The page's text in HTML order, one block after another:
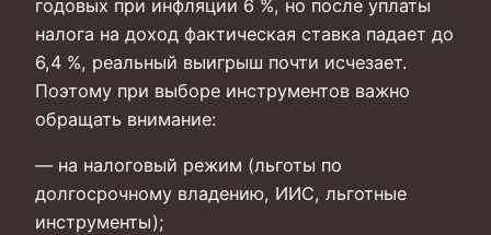
годовых при инфляции 6 %, но после уплаты
налога на доход фактическая ставка падает до
6,4 %, реальный выигрыш почти исчезает.
Поэтому при выборе инструментов важно
обращать внимание:
— на налоговый режим (льготы по
долгосрочному владению, ИИС, льготные
инструменты);